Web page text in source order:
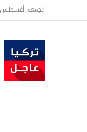
الجمعة, أغسطس 7 2026